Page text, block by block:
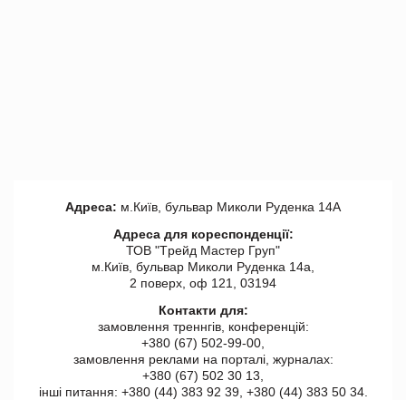
Адреса: м.Київ, бульвар Миколи Руденка 14А
Адреса для кореспонденції:
ТОВ "Tрейд Мастер Груп"
м.Київ, бульвар Миколи Руденка 14а,
2 поверх, оф 121, 03194
Контакти для:
замовлення треннгів, конференцій:
+380 (67) 502-99-00,
замовлення реклами на порталі, журналах:
+380 (67) 502 30 13,
інші питання: +380 (44) 383 92 39, +380 (44) 383 50 34.